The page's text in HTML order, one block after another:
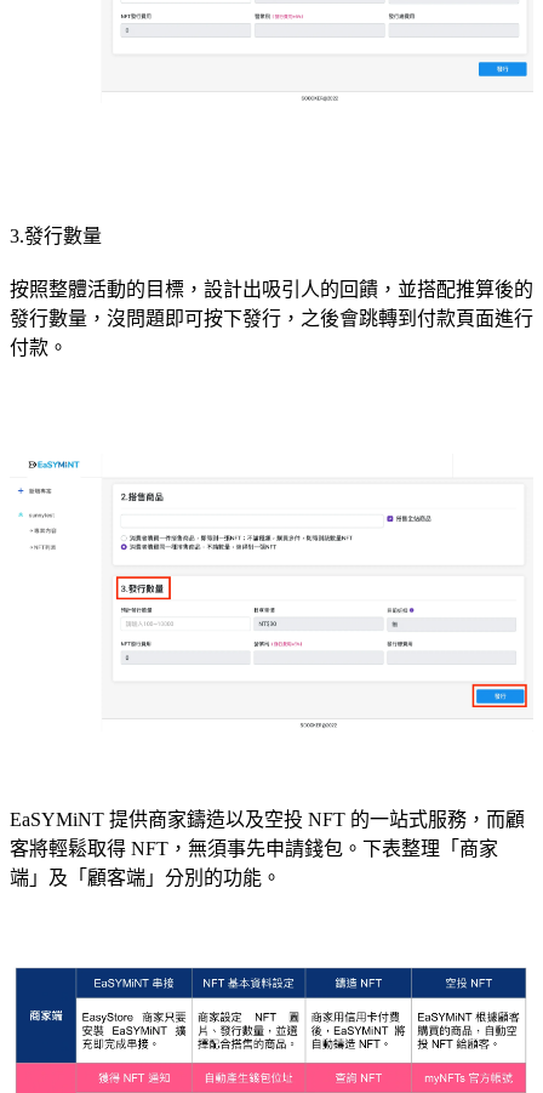
3.發行數量
按照整體活動的目標，設計出吸引人的回饋，並搭配推算後的
發行數量，沒問題即可按下發行，之後會跳轉到付款頁面進行
付款。
EaSYMiNT 提供商家鑄造以及空投 NFT 的一站式服務，而顧
客將輕鬆取得 NFT，無須事先申請錢包。下表整理「商家
端」及「顧客端」分別的功能。